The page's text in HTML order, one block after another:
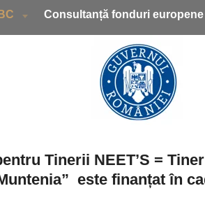
Consultanță fonduri europene
Tinerii NEET’S =
este finanțat în